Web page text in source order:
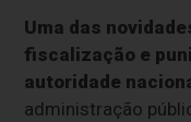
Uma das
fiscalização e
autoridade
administração